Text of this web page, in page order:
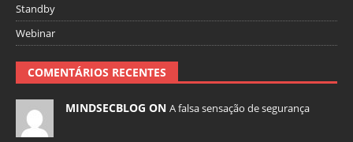
Standby
Webinar
COMENTÁRIOS RECENTES
MINDSECBLOG ON A falsa sensação de segurança